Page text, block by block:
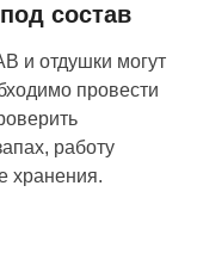
состав
и отдушки могут
провести
работу
хранения.